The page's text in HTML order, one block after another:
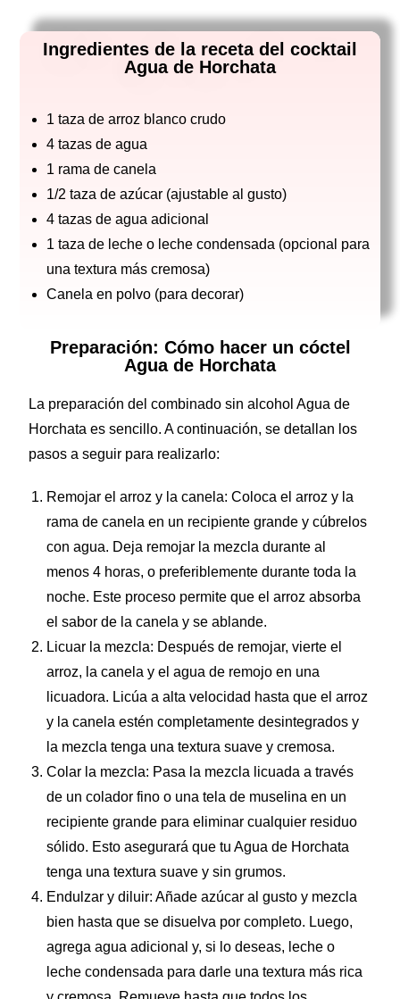
Ingredientes de la receta del cocktail
Agua de Horchata
1 taza de arroz blanco crudo
4 tazas de agua
1 rama de canela
1/2 taza de azúcar (ajustable al gusto)
4 tazas de agua adicional
1 taza de leche o leche condensada (opcional para
una textura más cremosa)
Canela en polvo (para decorar)
Preparación: Cómo hacer un cóctel
Agua de Horchata
La preparación del combinado sin alcohol Agua de
Horchata es sencillo. A continuación, se detallan los
pasos a seguir para realizarlo:
Remojar el arroz y la canela: Coloca el arroz y la
rama de canela en un recipiente grande y cúbrelos
con agua. Deja remojar la mezcla durante al
menos 4 horas, o preferiblemente durante toda la
noche. Este proceso permite que el arroz absorba
el sabor de la canela y se ablande.
Licuar la mezcla: Después de remojar, vierte el
arroz, la canela y el agua de remojo en una
licuadora. Licúa a alta velocidad hasta que el arroz
y la canela estén completamente desintegrados y
la mezcla tenga una textura suave y cremosa.
Colar la mezcla: Pasa la mezcla licuada a través
de un colador fino o una tela de muselina en un
recipiente grande para eliminar cualquier residuo
sólido. Esto asegurará que tu Agua de Horchata
tenga una textura suave y sin grumos.
Endulzar y diluir: Añade azúcar al gusto y mezcla
bien hasta que se disuelva por completo. Luego,
agrega agua adicional y, si lo deseas, leche o
leche condensada para darle una textura más rica